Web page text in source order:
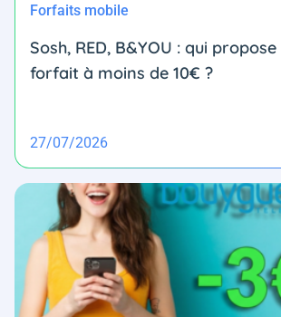
Forfaits mobile
Sosh, RED, B&YOU : qui
forfait à moins de 10€ ?
27/07/2026